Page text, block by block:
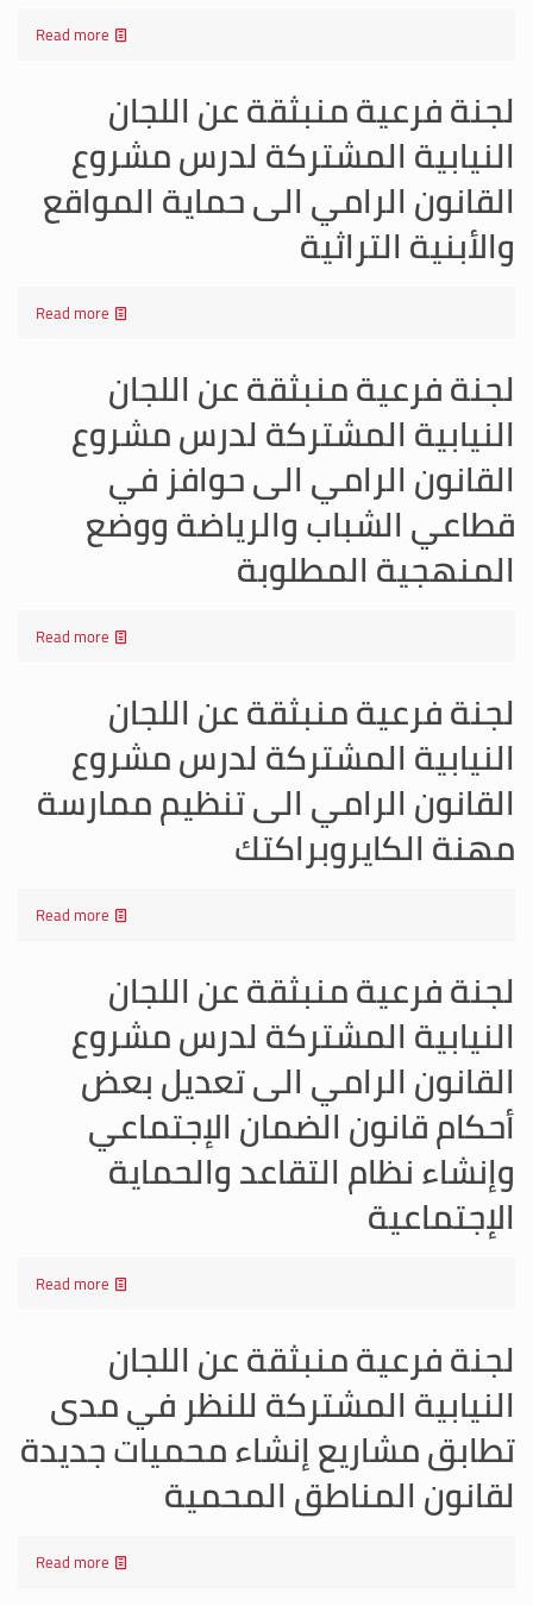
Read more
لجنة فرعية منبثقة عن اللجان
النيابية المشتركة لدرس مشروع
القانون الرامي الى حماية المواقع
والأبنية التراثية
Read more
لجنة فرعية منبثقة عن اللجان
النيابية المشتركة لدرس مشروع
القانون الرامي الى حوافز في
قطاعي الشباب والرياضة ووضع
المنهجية المطلوبة
Read more
لجنة فرعية منبثقة عن اللجان
النيابية المشتركة لدرس مشروع
القانون الرامي الى تنظيم ممارسة
مهنة الكايروبراكتك
Read more
لجنة فرعية منبثقة عن اللجان
النيابية المشتركة لدرس مشروع
القانون الرامي الى تعديل بعض
أحكام قانون الضمان الإجتماعي
وإنشاء نظام التقاعد والحماية
الإجتماعية
Read more
لجنة فرعية منبثقة عن اللجان
النيابية المشتركة للنظر في مدى
تطابق مشاريع إنشاء محميات جديدة
لقانون المناطق المحمية
Read more